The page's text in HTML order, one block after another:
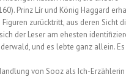
Prinz Lír und König Haggard
zurücktritt, aus deren
der Leser am ehesten
und es lebte ganz allein.
von Sooz als Ich-